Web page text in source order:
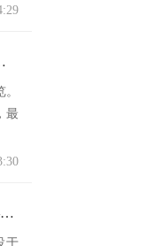
空持仓信号”一览
最
霍尔木兹+曼德“双重封锁”威胁，美元指数中期偏强格局未改
于